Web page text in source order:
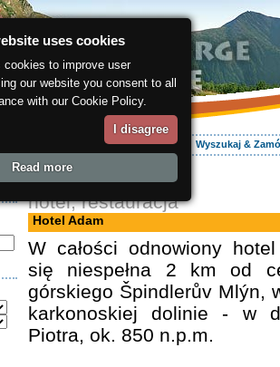
Zakwaterowanie Wyszukaj &
ergis.cz > Hotel Adam
hotel, restauracja
Hotel Adam
W całości odnowiony
się niespełna 2 km od
górskiego Špindlerův Mlýn,
karkonoskiej dolinie - w
Piotra, ok. 850 n.p.m.
uses cookies
to improve user
our website you consent to all
with our Cookie Policy.
I disagree
Read more